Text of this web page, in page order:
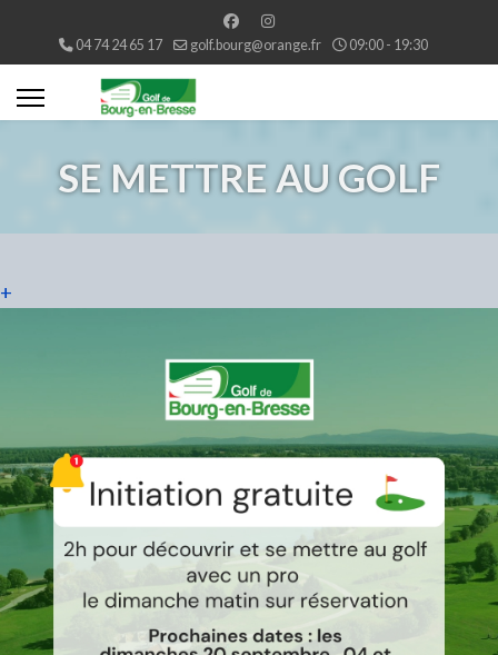
04 74 24 65 17 golf.bourg@orange.fr 09:00 - 19:30
SE METTRE AU GOLF
+